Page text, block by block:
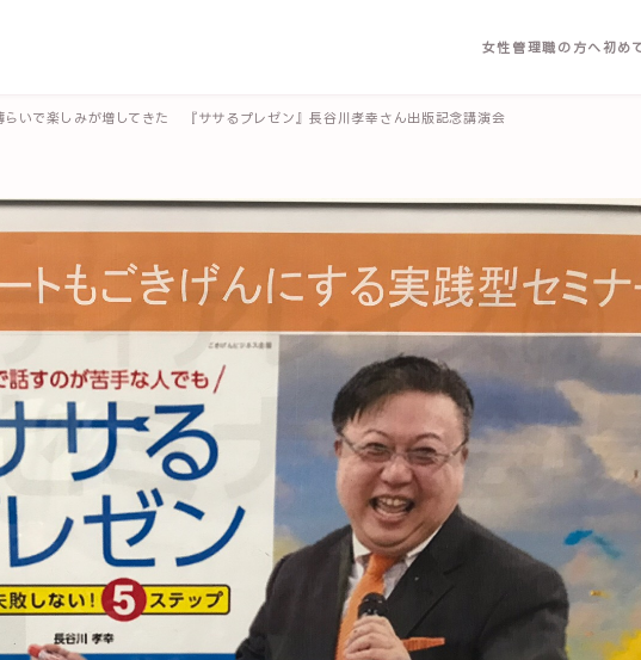
女性管理職の方へ初め
らいで楽しみが増してきた 『ササるプレゼン』長谷川孝幸さん出版記念講演会